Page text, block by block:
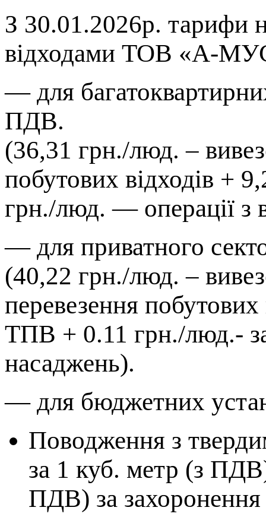
З 30.01.2026р. тарифи
відходами ТОВ «А-
— для
ПДВ.
(36,31 грн./люд. –
побутових відходів +
грн./люд. — операції з
— для приватного
(40,22 грн./люд. –
перевезення
ТПВ + 0.11 грн./люд.- за
насаджень).
— для бюджетних
Поводження з
за 1 куб. метр (з
ПДВ) за